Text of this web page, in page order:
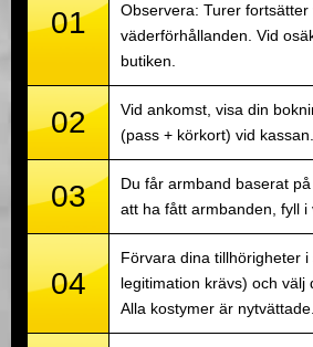
01
Observera: Turer
väderförhållanden. Vid
butiken.
02
Vid ankomst, visa din
(pass + körkort) vid kassan.
03
Du får armband baserat
att ha fått armbanden, fyll i
04
Förvara dina tillhörigheter
legitimation krävs) och välj
Alla kostymer är nytvättade.